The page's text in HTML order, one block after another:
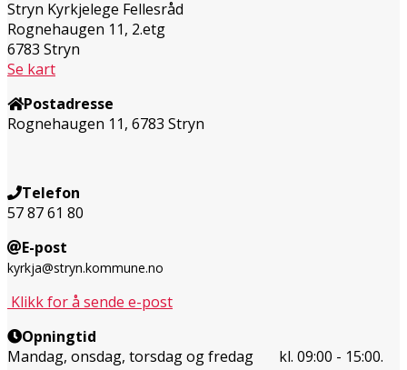
Stryn Kyrkjelege Fellesråd
Rognehaugen 11, 2.etg
6783 Stryn
Se kart
Postadresse
Rognehaugen 11, 6783 Stryn
Telefon
57 87 61 80
E-post
kyrkja@stryn.kommune.no
Klikk for å sende e-post
Opningtid
Mandag, onsdag, torsdag og fredag kl. 09:00 - 15:00.